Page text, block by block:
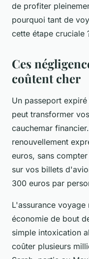
de profiter
pourquoi tant de
cette étape cruciale
Ces
coûtent cher
Un passeport
peut transformer
cauchemar
renouvellement
euros, sans
sur vos billets
300 euros par
L'assurance
économie de bout
simple intoxication
coûter plusieurs